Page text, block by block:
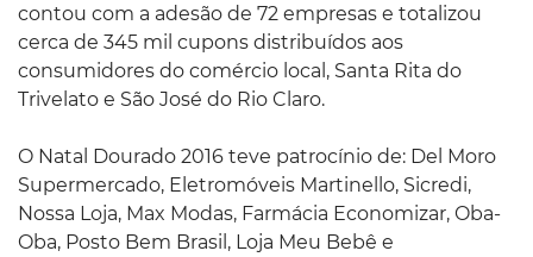
contou com a adesão de 72 empresas e totalizou
cerca de 345 mil cupons distribuídos aos
consumidores do comércio local, Santa Rita do
Trivelato e São José do Rio Claro.
O Natal Dourado 2016 teve patrocínio de: Del Moro
Supermercado, Eletromóveis Martinello, Sicredi,
Nossa Loja, Max Modas, Farmácia Economizar, Oba-
Oba, Posto Bem Brasil, Loja Meu Bebê e